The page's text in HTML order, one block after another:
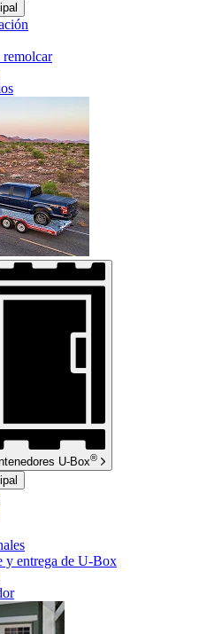
remolcar
U-Box®
y entrega de U-Box